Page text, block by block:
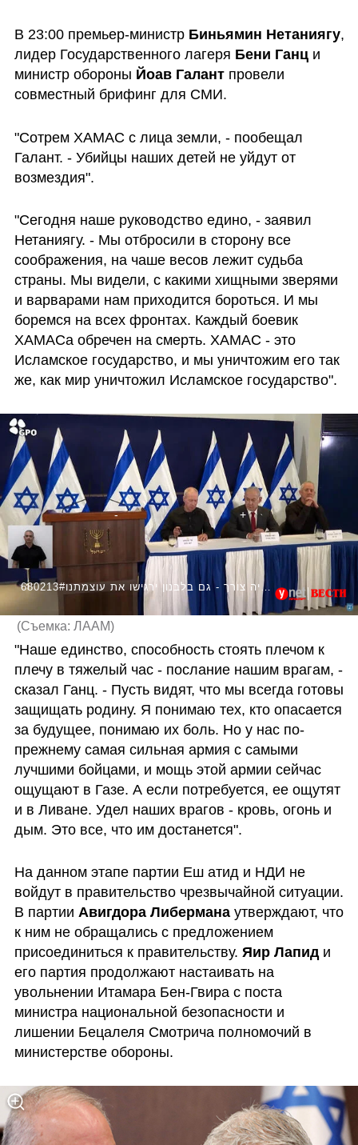
В 23:00 премьер-министр Биньямин Нетаниягу,
лидер Государственного лагеря Бени Ганц и
министр обороны Йоав Галант провели
совместный брифинг для СМИ.
"Сотрем ХАМАС с лица земли, - пообещал
Галант. - Убийцы наших детей не уйдут от
возмездия".
"Сегодня наше руководство едино, - заявил
Нетаниягу. - Мы отбросили в сторону все
соображения, на чаше весов лежит судьба
страны. Мы видели, с какими хищными зверями
и варварами нам приходится бороться. И мы
боремся на всех фронтах. Каждый боевик
ХАМАСа обречен на смерть. ХАМАС - это
Исламское государство, и мы уничтожим его так
же, как мир уничтожил Исламское государство".
680213#גלנט: נמחה את חמאס מעל האדמה. גנץ: "אם יהיה צורך - גם בלבנון ירגישו את עוצמתנו"
(Съемка: ЛААМ)
"Наше единство, способность стоять плечом к
плечу в тяжелый час - послание нашим врагам, -
сказал Ганц. - Пусть видят, что мы всегда готовы
защищать родину. Я понимаю тех, кто опасается
за будущее, понимаю их боль. Но у нас по-
прежнему самая сильная армия с самыми
лучшими бойцами, и мощь этой армии сейчас
ощущают в Газе. А если потребуется, ее ощутят
и в Ливане. Удел наших врагов - кровь, огонь и
дым. Это все, что им достанется".
На данном этапе партии Еш атид и НДИ не
войдут в правительство чрезвычайной ситуации.
В партии Авигдора Либермана утверждают, что
к ним не обращались с предложением
присоединиться к правительству. Яир Лапид и
его партия продолжают настаивать на
увольнении Итамара Бен-Гвира с поста
министра национальной безопасности и
лишении Бецалеля Смотрича полномочий в
министерстве обороны.